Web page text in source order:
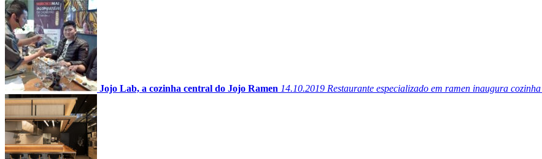
Jojo Lab, a cozinha central do Jojo Ramen 14.10.2019 Restaurante especializado em ramen inaugura